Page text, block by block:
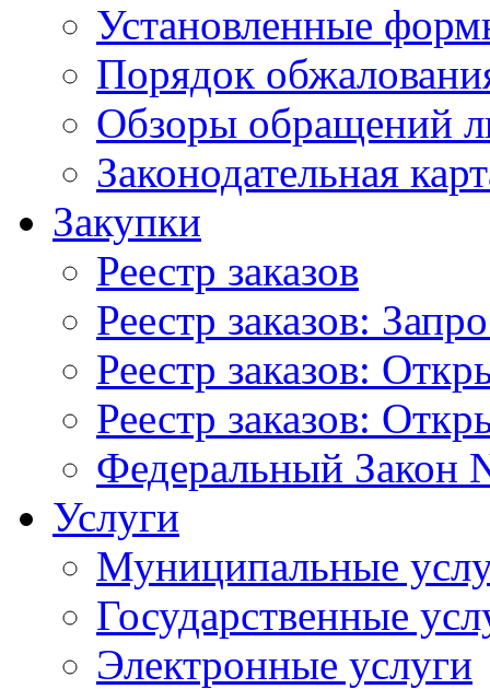
Установленные
Порядок
Обзоры обращений
Законодательная
Закупки
Реестр заказов
Реестр заказов:
Реестр заказов:
Реестр заказов:
Федеральный Закон
Услуги
Муниципальные
Государственные
Электронные услуги